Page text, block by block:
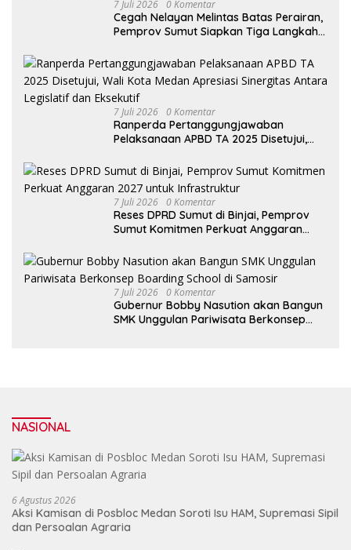
7 Juli 2026 0 Komentar
Cegah Nelayan Melintas Batas Perairan,
Pemprov Sumut Siapkan Tiga Langkah
7 Juli 2026 0 Komentar
Ranperda Pertanggungjawaban
Pelaksanaan APBD TA 2025 Disetujui,
Antara Legislatif dan Eksekutif
7 Juli 2026 0 Komentar
Reses DPRD Sumut di Binjai, Pemprov
Sumut Komitmen Perkuat Anggaran
7 Juli 2026 0 Komentar
Gubernur Bobby Nasution akan Bangun
SMK Unggulan Pariwisata Berkonsep
NASIONAL
6 Agustus 2026
Aksi Kamisan di Posbloc Medan Soroti Isu HAM, Supremasi Sipil
dan Persoalan Agraria